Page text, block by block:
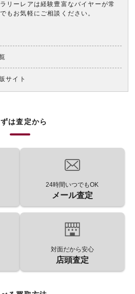
リーレアは経験豊富なバイヤーが常
もお気軽にご相談ください。
サイト
ずは査定から
24時間いつでもOK
メール査定
対面だから安心
店頭査定